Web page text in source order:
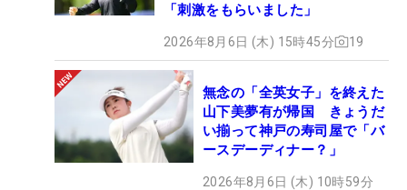
「刺激をもらいました」
2026年8月6日 (木) 15時45分 19
無念の「全英女子」を終えた
山下美夢有が帰国 きょうだ
い揃って神戸の寿司屋で「バ
ースデーディナー？」
2026年8月6日 (木) 10時59分